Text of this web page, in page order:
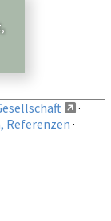
·
Referenzen ·